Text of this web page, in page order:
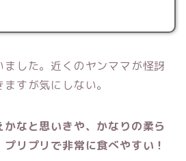
した。近くのヤンママが怪訝
すが気にしない。
なと思いきや、かなりの柔ら
リプリで非常に食べやすい！